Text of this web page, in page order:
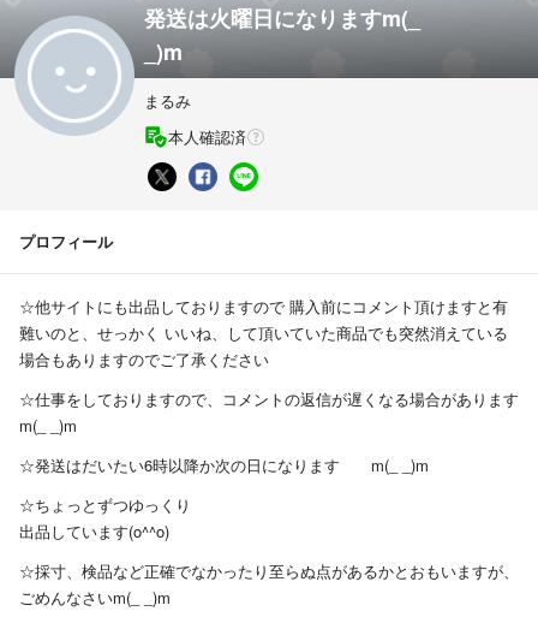
発送は火曜日になりますm(_
_)m
まるみ
本人確認済
プロフィール
☆他サイトにも出品しておりますので 購入前にコメント頂けますと有
難いのと、せっかく いいね、して頂いていた商品でも突然消えている
場合もありますのでご了承ください
☆仕事をしておりますので、コメントの返信が遅くなる場合があります
m(_ _)m
☆発送はだいたい6時以降か次の日になります m(_ _)m
☆ちょっとずつゆっくり
出品しています(o^^o)
☆採寸、検品など正確でなかったり至らぬ点があるかとおもいますが、
ごめんなさいm(_ _)m